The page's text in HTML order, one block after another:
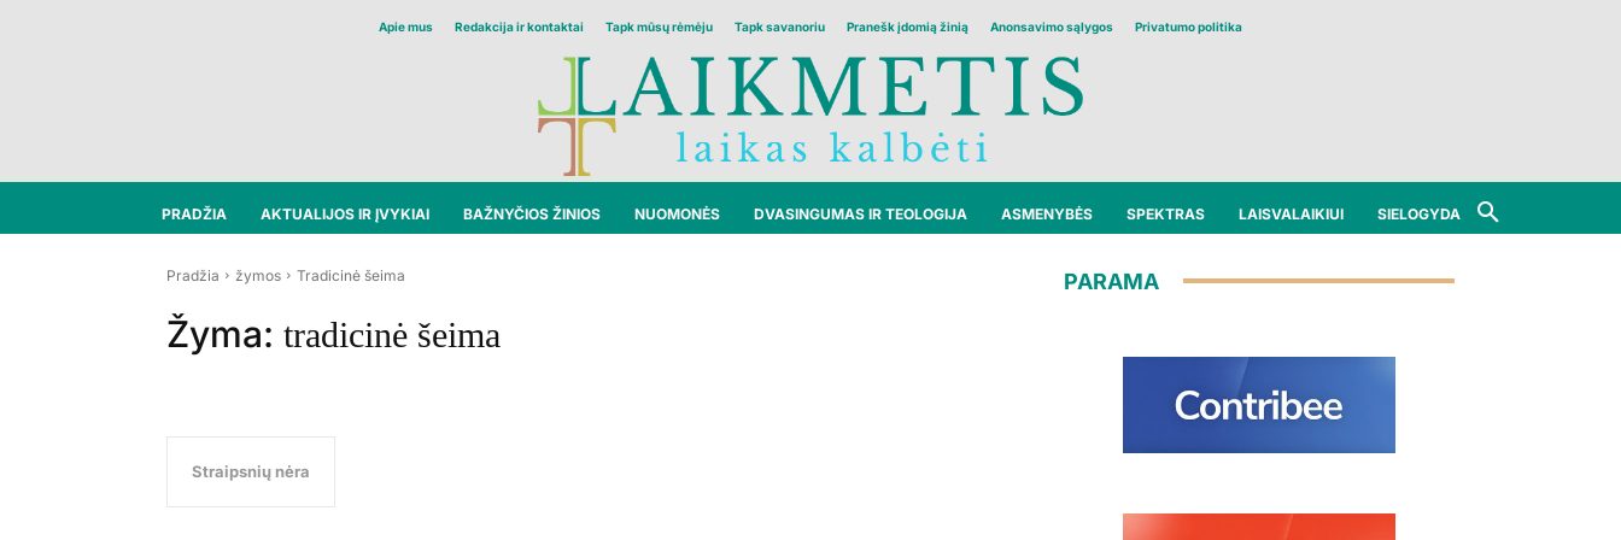
Apie mus Redakcija ir kontaktai Tapk mūsų rėmėju Tapk savanoriu Pranešk įdomią žinią Anonsavimo sąlygos Privatumo politika
PRADŽIA AKTUALIJOS IR ĮVYKIAI BAŽNYČIOS ŽINIOS NUOMONĖS DVASINGUMAS IR TEOLOGIJA ASMENYBĖS SPEKTRAS LAISVALAIKIUI SIELOGYDA
Pradžia žymos Tradicinė šeima
Žyma: tradicinė šeima
Straipsnių nėra
PARAMA